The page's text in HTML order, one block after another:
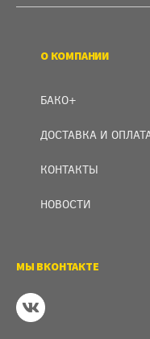
О КОМПАНИИ
БАКО+
ДОСТАВКА И
КОНТАКТЫ
НОВОСТИ
МЫ ВКОНТАКТЕ